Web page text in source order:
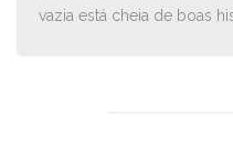
vazia está cheia de boas